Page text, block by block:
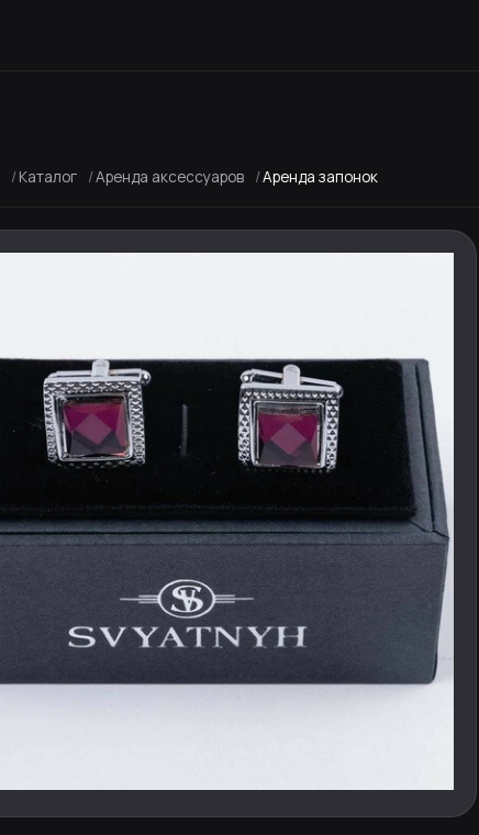
Каталог Аренда аксессуаров Аренда запонок